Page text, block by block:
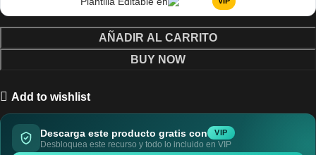
AÑADIR AL CARRITO
BUY NOW
Add to wishlist
Descarga este producto gratis con VIP
Desbloquea este recurso y todo lo incluido en VIP